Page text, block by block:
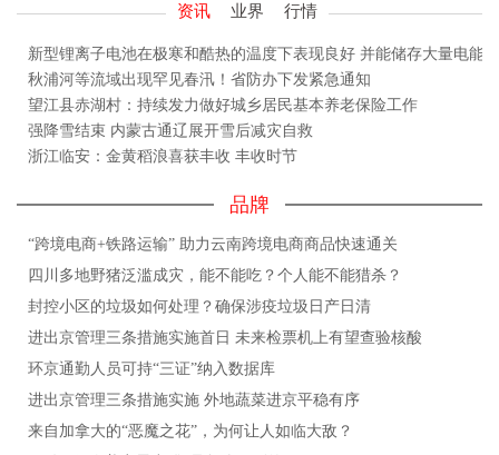
资讯 业界 行情
新型锂离子电池在极寒和酷热的温度下表现良好 并能储存大量电能
秋浦河等流域出现罕见春汛！省防办下发紧急通知
望江县赤湖村：持续发力做好城乡居民基本养老保险工作
强降雪结束 内蒙古通辽展开雪后减灾自救
浙江临安：金黄稻浪喜获丰收 丰收时节
品牌
“跨境电商+铁路运输” 助力云南跨境电商商品快速通关
四川多地野猪泛滥成灾，能不能吃？个人能不能猎杀？
封控小区的垃圾如何处理？确保涉疫垃圾日产日清
进出京管理三条措施实施首日 未来检票机上有望查验核酸
环京通勤人员可持“三证”纳入数据库
进出京管理三条措施实施 外地蔬菜进京平稳有序
来自加拿大的“恶魔之花”，为何让人如临大敌？